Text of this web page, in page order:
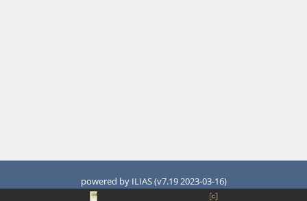
powered by ILIAS (v7.19 2023-03-16)
Pravna obavijest
Accessibility Control Concept